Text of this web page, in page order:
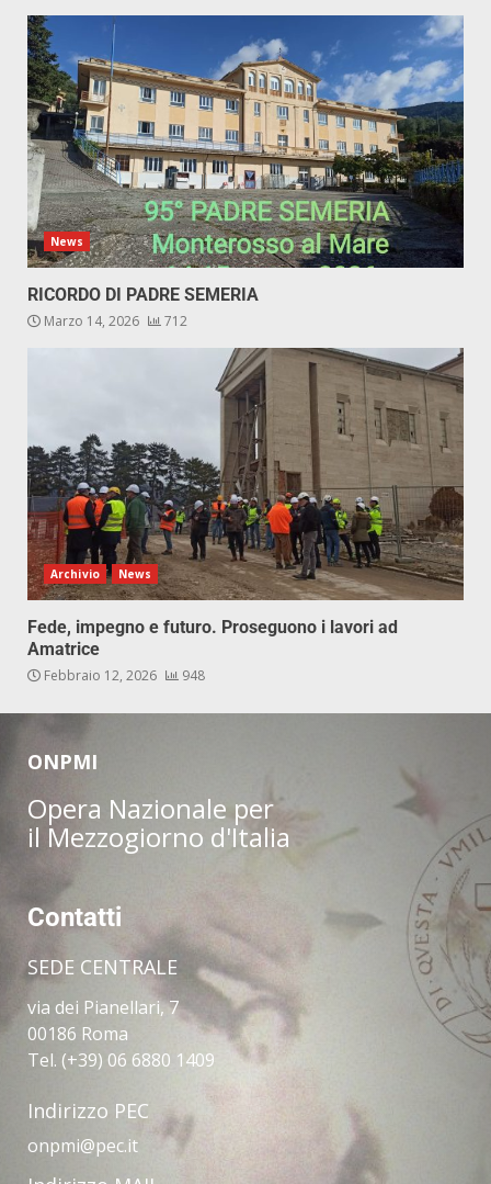
News
RICORDO DI PADRE SEMERIA
Marzo 14, 2026 712
Archivio News
Fede, impegno e futuro. Proseguono i lavori ad
Amatrice
Febbraio 12, 2026 948
ONPMI
Opera Nazionale per
il Mezzogiorno d'Italia
Contatti
SEDE CENTRALE
via dei Pianellari, 7
00186 Roma
Tel. (+39) 06 6880 1409
Indirizzo PEC
onpmi@pec.it